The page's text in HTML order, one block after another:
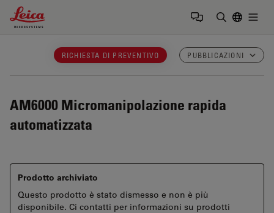
Leica Microsystems Logo
RICHIESTA DI PREVENTIVO PUBBLICAZIONI
AM6000 Micromanipolazione rapida
automatizzata
Prodotto archiviato
Questo prodotto è stato dismesso e non è più
disponibile. Ci contatti per informazioni su prodotti